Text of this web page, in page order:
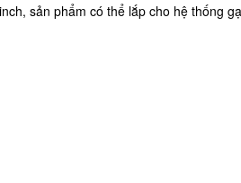
sản phẩm có thể lắp cho hệ thống